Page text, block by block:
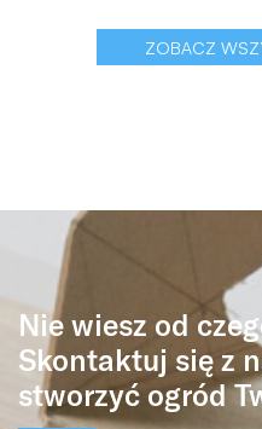
ZOBACZ
Nie wiesz od
Skontaktuj się z
stworzyć ogród